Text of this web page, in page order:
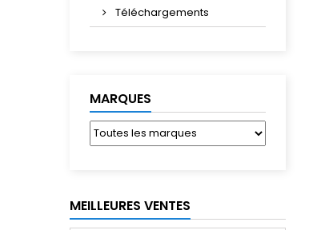
Téléchargements
MARQUES
MEILLEURES VENTES